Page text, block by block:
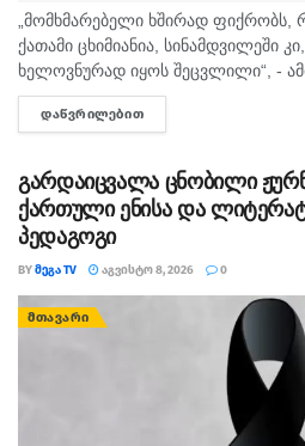
„მომხმარებელი ხშირად
ქათამი ცხიმიანია, სინამდვილეში
ხელოვნურად იყოს შეცვლილი“, -
სურსათის უვნებლობის
საუბრობს. „ბაზარი ითხოვს, რომ
ᲓᲐᲬᲕᲠᲘᲚᲔᲑᲘᲗ
გარდაიცვალა ცნობილი
ქართული ენისა და
პედაგოგი
BYᲛᲔᲒᲐ TV ᲐᲒᲕᲘᲡᲢᲝ 8, 2026 0
ᲛᲗᲐᲕᲐᲠᲘ